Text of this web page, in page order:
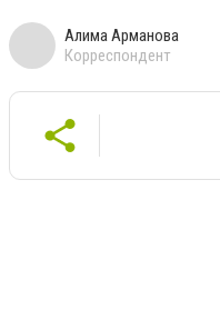
Алима Арманова
Корреспондент